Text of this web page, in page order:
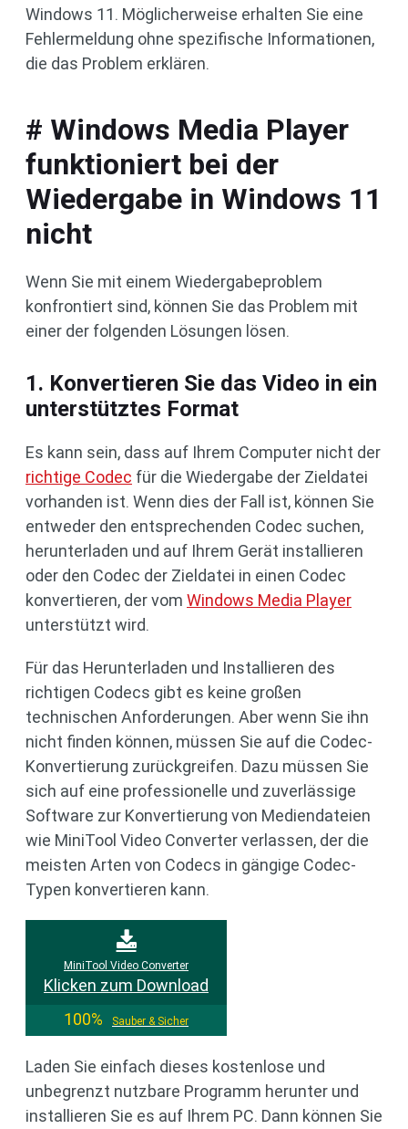
Windows 11. Möglicherweise erhalten Sie eine
Fehlermeldung ohne spezifische Informationen,
die das Problem erklären.
# Windows Media Player
funktioniert bei der
Wiedergabe in Windows 11
nicht
Wenn Sie mit einem Wiedergabeproblem
konfrontiert sind, können Sie das Problem mit
einer der folgenden Lösungen lösen.
1. Konvertieren Sie das Video in ein
unterstütztes Format
Es kann sein, dass auf Ihrem Computer nicht der
richtige Codec für die Wiedergabe der Zieldatei
vorhanden ist. Wenn dies der Fall ist, können Sie
entweder den entsprechenden Codec suchen,
herunterladen und auf Ihrem Gerät installieren
oder den Codec der Zieldatei in einen Codec
konvertieren, der vom Windows Media Player
unterstützt wird.
Für das Herunterladen und Installieren des
richtigen Codecs gibt es keine großen
technischen Anforderungen. Aber wenn Sie ihn
nicht finden können, müssen Sie auf die Codec-
Konvertierung zurückgreifen. Dazu müssen Sie
sich auf eine professionelle und zuverlässige
Software zur Konvertierung von Mediendateien
wie MiniTool Video Converter verlassen, der die
meisten Arten von Codecs in gängige Codec-
Typen konvertieren kann.
MiniTool Video Converter
Klicken zum Download
100%
Sauber & Sicher
Laden Sie einfach dieses kostenlose und
unbegrenzt nutzbare Programm herunter und
installieren Sie es auf Ihrem PC. Dann können Sie